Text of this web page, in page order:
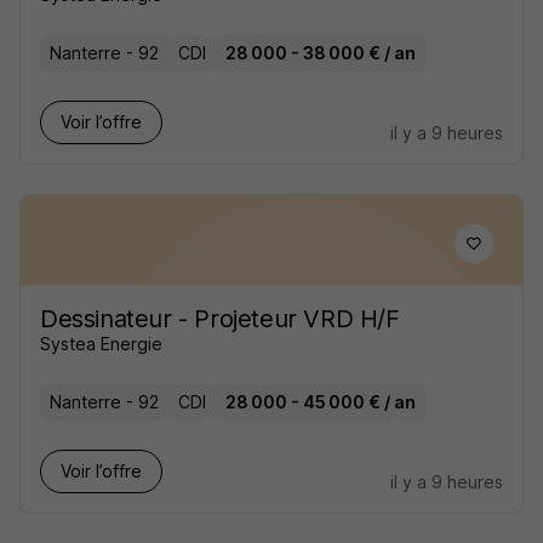
Nanterre - 92 CDI 28 000 - 38 000 € / an
Voir l’offre
il y a 9 heures
Dessinateur - Projeteur VRD H/F
Systea Energie
Nanterre - 92 CDI 28 000 - 45 000 € / an
Voir l’offre
il y a 9 heures